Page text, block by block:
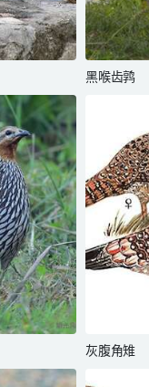
黑喉齿鹑
灰腹角雉